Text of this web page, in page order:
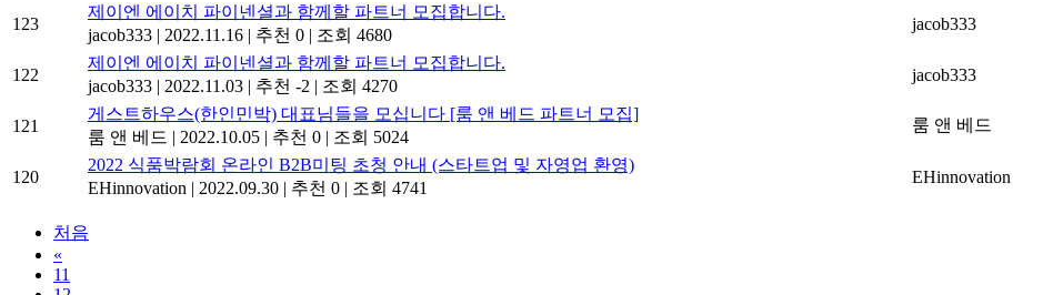
123
제이엔 에이치 파이넨셜과 함께할 파트너 모집합니다.
jacob333 | 2022.11.16 | 추천 0 | 조회 4680
jacob333
122
제이엔 에이치 파이넨셜과 함께할 파트너 모집합니다.
jacob333 | 2022.11.03 | 추천 -2 | 조회 4270
jacob333
121
게스트하우스(한인민박) 대표님들을 모십니다 [룸 앤 베드 파트너 모집]
룸 앤 베드 | 2022.10.05 | 추천 0 | 조회 5024
룸 앤 베드
120
2022 식품박람회 온라인 B2B미팅 초청 안내 (스타트업 및 자영업 환영)
EHinnovation | 2022.09.30 | 추천 0 | 조회 4741
EHinnovation
처음
«
11